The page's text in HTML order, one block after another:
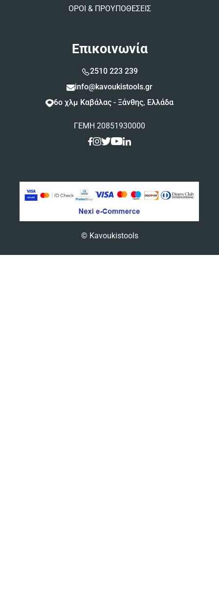
ΟΡΟΙ & ΠΡΟΥΠΟΘΕΣΕΙΣ
Επικοινωνία
2510 223 239
info@kavoukistools.gr
6ο χλμ Καβάλας - Ξάνθης, Ελλάδα
ΓΕΜΗ 20851930000
© Kavoukistools